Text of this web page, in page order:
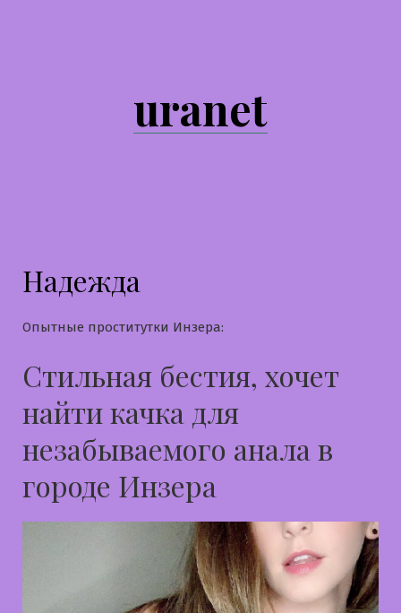
uranet
Надежда
Опытные проститутки Инзера:
Стильная бестия, хочет
найти качка для
незабываемого анала в
городе Инзера